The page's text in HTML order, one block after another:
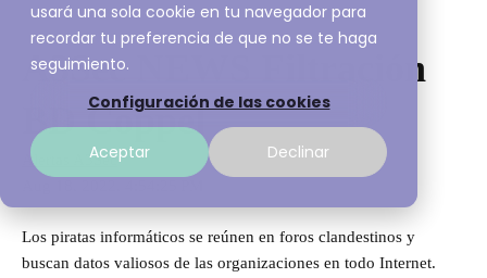
usará una sola cookie en tu navegador para
recordar tu preferencia de que no se te haga
seguimiento.
Configuración de las cookies
Aceptar Declinar
A3Sec NEWS Filtración
BD Coppel
Alertas A3Sec
Los piratas informáticos se reúnen en foros clandestinos y
buscan datos valiosos de las organizaciones en todo Internet.